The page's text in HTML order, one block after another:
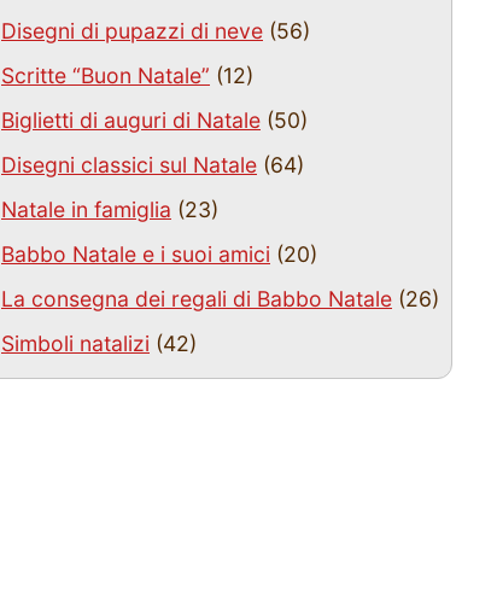
Disegni di pupazzi di neve (56)
Scritte “Buon Natale” (12)
Biglietti di auguri di Natale (50)
Disegni classici sul Natale (64)
Natale in famiglia (23)
Babbo Natale e i suoi amici (20)
La consegna dei regali di Babbo Natale (26)
Simboli natalizi (42)